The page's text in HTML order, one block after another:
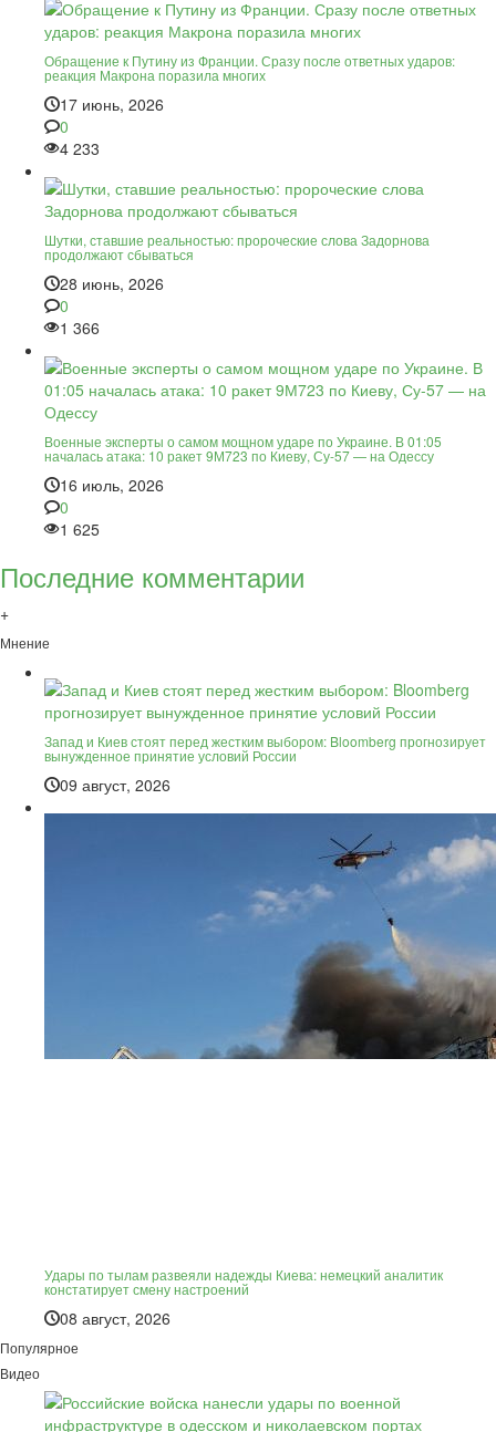
Обращение к Путину из Франции. Сразу после ответных ударов:
реакция Макрона поразила многих
17 июнь, 2026
0
4 233
Шутки, ставшие реальностью: пророческие слова Задорнова
продолжают сбываться
28 июнь, 2026
0
1 366
Военные эксперты о самом мощном ударе по Украине. В 01:05
началась атака: 10 ракет 9М723 по Киеву, Су-57 — на Одессу
16 июль, 2026
0
1 625
Последние комментарии
+
Мнение
Запад и Киев стоят перед жестким выбором: Bloomberg прогнозирует
вынужденное принятие условий России
09 август, 2026
Удары по тылам развеяли надежды Киева: немецкий аналитик
констатирует смену настроений
08 август, 2026
Популярное
Видео